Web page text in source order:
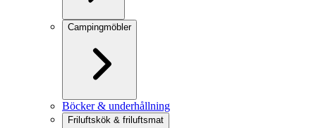
Campingmöbler
Böcker & underhållning
Friluftskök & friluftsmat